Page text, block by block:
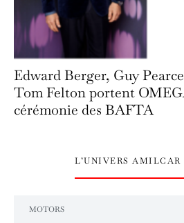
Edward Berger, Guy
Tom Felton portent
cérémonie des BAFTA
L’UNIVERS AMILCAR